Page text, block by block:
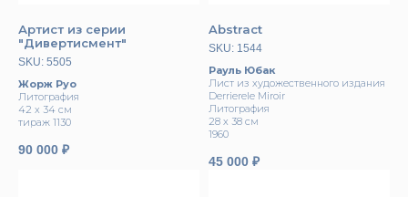
Артист из серии
"Дивертисмент"
SKU: 5505
Жорж Руо
Литография
42 х 34 см
тираж 1130
90 000 ₽
Abstract
SKU: 1544
Рауль Юбак
Лист из художественного издания
Derrierele Miroir
Литография
28 х 38 см
1960
45 000 ₽